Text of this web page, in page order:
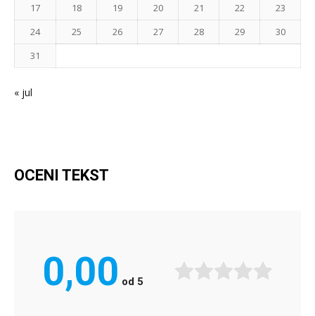
17
18 19 20 21 22
23
24
25 26 27 28 29
30
31
« jul
OCENI TEKST
0,00 od 5